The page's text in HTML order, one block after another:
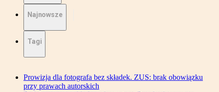
Najnowsze
Tagi
Prowizja dla fotografa bez składek. ZUS: brak obowiązku
przy prawach autorskich